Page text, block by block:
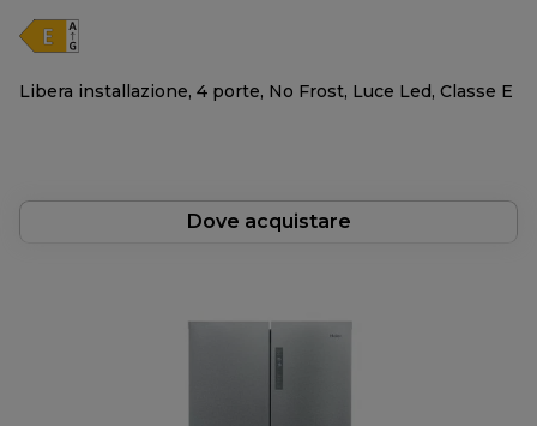
Libera installazione, 4 porte, No Frost, Luce Led, Classe E
Dove acquistare